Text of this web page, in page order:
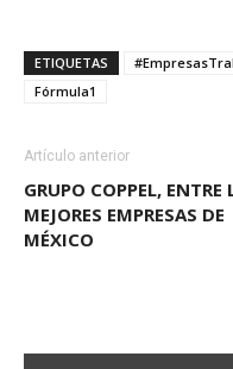
ETIQUETAS
Fórmula1
Artículo anterior
GRUPO COPPEL, ENTRE
MEJORES EMPRESAS DE
MÉXICO